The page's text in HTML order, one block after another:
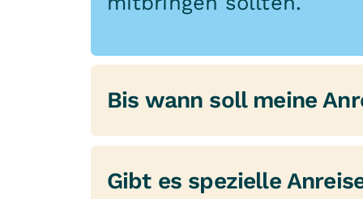
Bis wann soll meine
Ihre Anreise sollte
Aufnahmeuntersuchung
Gibt es spezielle